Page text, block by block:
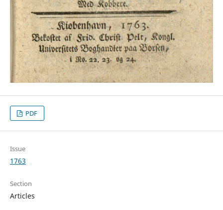
PDF
Issue
1763
Section
Articles